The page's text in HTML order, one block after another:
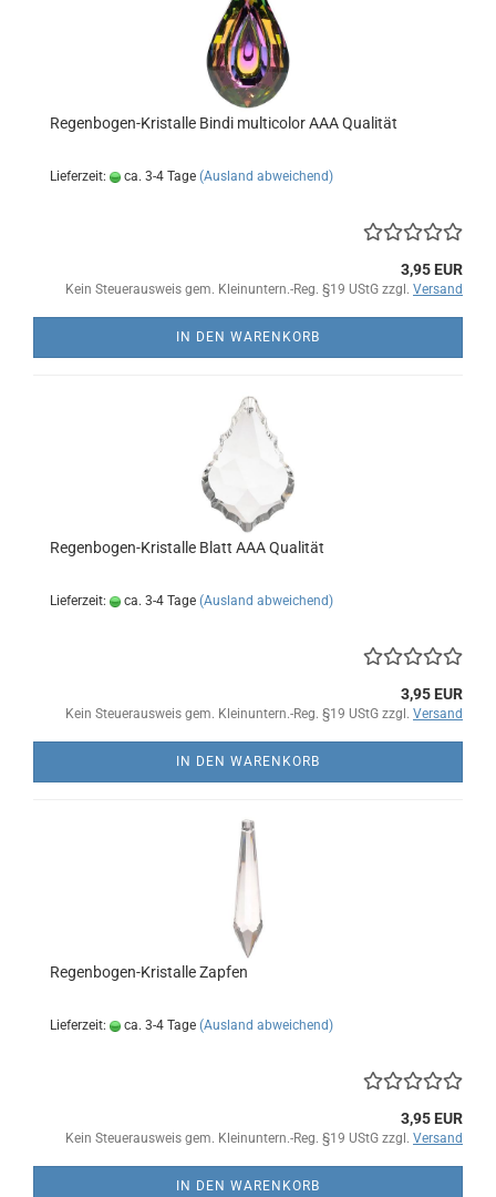
Regenbogen-Kristalle Bindi multicolor AAA Qualität
Lieferzeit: ca. 3-4 Tage (Ausland abweichend)
3,95 EUR
Kein Steuerausweis gem. Kleinuntern.-Reg. §19 UStG zzgl. Versand
IN DEN WARENKORB
Regenbogen-Kristalle Blatt AAA Qualität
Lieferzeit: ca. 3-4 Tage (Ausland abweichend)
3,95 EUR
Kein Steuerausweis gem. Kleinuntern.-Reg. §19 UStG zzgl. Versand
IN DEN WARENKORB
Regenbogen-Kristalle Zapfen
Lieferzeit: ca. 3-4 Tage (Ausland abweichend)
3,95 EUR
Kein Steuerausweis gem. Kleinuntern.-Reg. §19 UStG zzgl. Versand
IN DEN WARENKORB